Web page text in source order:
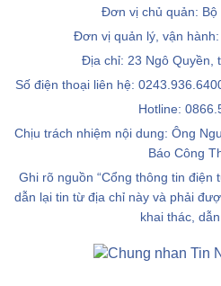
Đơn vị chủ quản:
Đơn vị quản lý, vận
Địa chỉ: 23 Ngô Quyền,
Số điện thoại liên hệ:
Hotline:
Chịu trách nhiệm nội dung: Ông
Báo Công
Ghi rõ nguồn “Cổng thông tin điện
dẫn lại tin từ địa chỉ này và phải
khai thác,